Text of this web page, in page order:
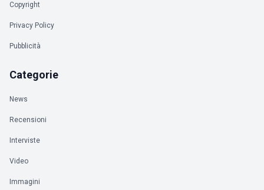
Copyright
Privacy Policy
Pubblicità
Categorie
News
Recensioni
Interviste
Video
Immagini